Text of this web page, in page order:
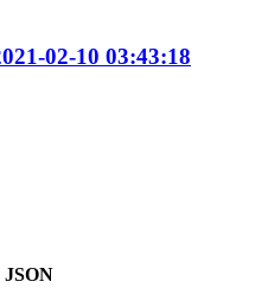
02-10 03:43:18